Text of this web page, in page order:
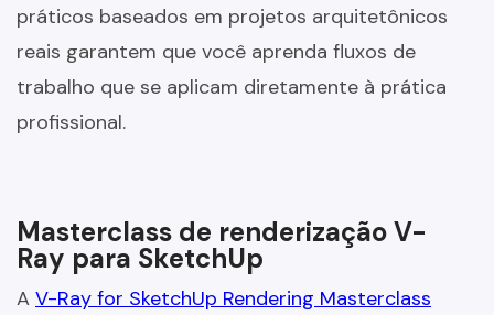
práticos baseados em projetos arquitetônicos
reais garantem que você aprenda fluxos de
trabalho que se aplicam diretamente à prática
profissional.
Masterclass de renderização V-
Ray para SketchUp
A V-Ray for SketchUp Rendering Masterclass